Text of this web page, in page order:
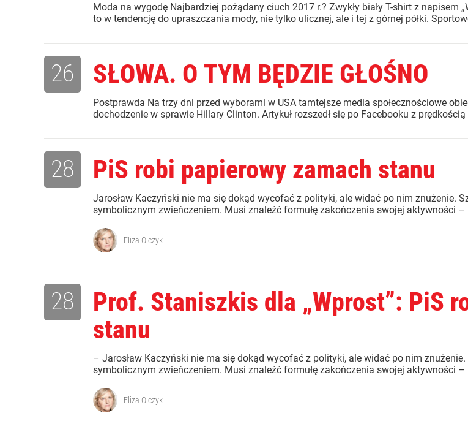
Moda na wygodę Najbardziej pożądany ciuch 2017 r.? Zwykły biały T-shirt z napisem
to w tendencję do upraszczania mody, nie tylko ulicznej, ale i tej z górnej półki.
SŁOWA. O TYM BĘDZIE GŁOŚNO
Postprawda Na trzy dni przed wyborami w USA tamtejsze media społecznościowe
dochodzenie w sprawie Hillary Clinton. Artykuł rozszedł się po Facebooku z
26
PiS robi papierowy zamach stanu
Jarosław Kaczyński nie ma się dokąd wycofać z polityki, ale widać po nim znużenie.
symbolicznym zwieńczeniem. Musi znaleźć formułę zakończenia swojej aktywności
28
Eliza Olczyk
Prof. Staniszkis dla „Wprost”: PiS
stanu
– Jarosław Kaczyński nie ma się dokąd wycofać z polityki, ale widać po nim
symbolicznym zwieńczeniem. Musi znaleźć formułę zakończenia swojej aktywności
28
Eliza Olczyk